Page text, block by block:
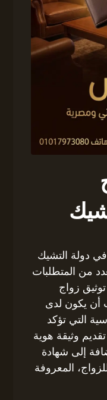
في دولة التشيك
من المتطلبات
توثيق زواج
أن يكون لدى
التي تؤكد
وثيقة هوية
إلى شهادة
المعروفة